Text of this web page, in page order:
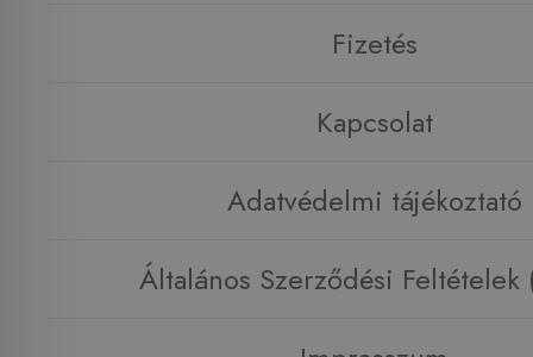
Fizetés
Kapcsolat
Adatvédelmi tájékoztató
Általános Szerződési Feltételek